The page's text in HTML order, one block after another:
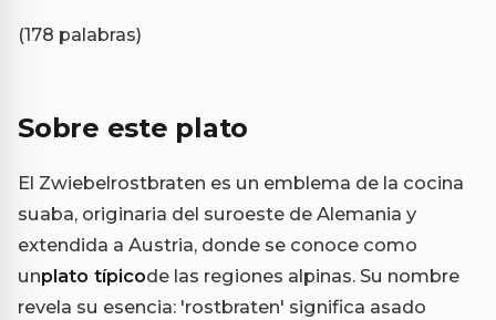
(178 palabras)
Sobre este plato
El Zwiebelrostbraten es un emblema de la cocina
suaba, originaria del suroeste de Alemania y
extendida a Austria, donde se conoce como
unplato típicode las regiones alpinas. Su nombre
revela su esencia: 'rostbraten' significa asado